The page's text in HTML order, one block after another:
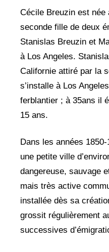
Cécile Breuzin est née
seconde fille de deux
Stanislas Breuzin et
à Los Angeles.
Californie attiré par la
s’installe à Los
ferblantier ; à 35ans il
15 ans.
Dans les années
une petite ville
dangereuse, sauvage
mais très active
installée dès sa
grossit régulièrement
successives